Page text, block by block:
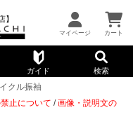
】
ガイド 検索
クル振袖
止について /画像・説明文の